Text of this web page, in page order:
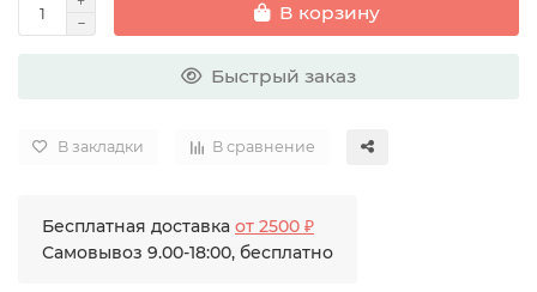
В корзину
Быстрый заказ
В закладки В сравнение
Бесплатная доставка от 2500 ₽
Самовывоз 9.00-18:00, бесплатно